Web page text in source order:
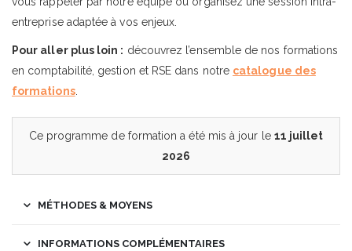
entreprise adaptée à vos enjeux.
Pour aller plus loin : découvrez l’ensemble de nos formations
en comptabilité, gestion et RSE dans notre catalogue des
formations.
Ce programme de formation a été mis à jour le 11 juillet
2026
MÉTHODES & MOYENS
INFORMATIONS COMPLÉMENTAIRES